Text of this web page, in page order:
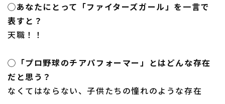
◯あなたにとって「ファイターズガール」を一言で
表すと？
天職！！
◯「プロ野球のチアパフォーマー」とはどんな存在
だと思う？
なくてはならない、子供たちの憧れのような存在